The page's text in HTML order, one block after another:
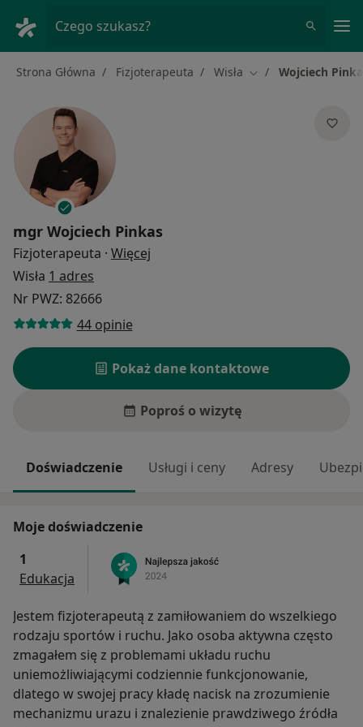
Czego szukasz?
Strona Główna Fizjoterapeuta Wisła Zmień miasto
Wojciech
mgr Wojciech Pinkas
Fizjoterapeuta · Więcej
Wisła 1 adres
Nr PWZ: 82666
44 opinie
Pokaż dane kontaktowe
Poproś o wizytę
Doświadczenie Usługi i ceny Adresy
Moje doświadczenie
1
Edukacja
Jestem fizjoterapeutą z zamiłowaniem do wszelkiego
rodzaju sportów i ruchu. Jako osoba aktywna często
zmagałem się z problemami układu ruchu
uniemożliwiającymi codziennie funkcjonowanie,
dlatego w swojej pracy kładę nacisk na zrozumienie
mechanizmu urazu i znalezienie prawdziwego źródła